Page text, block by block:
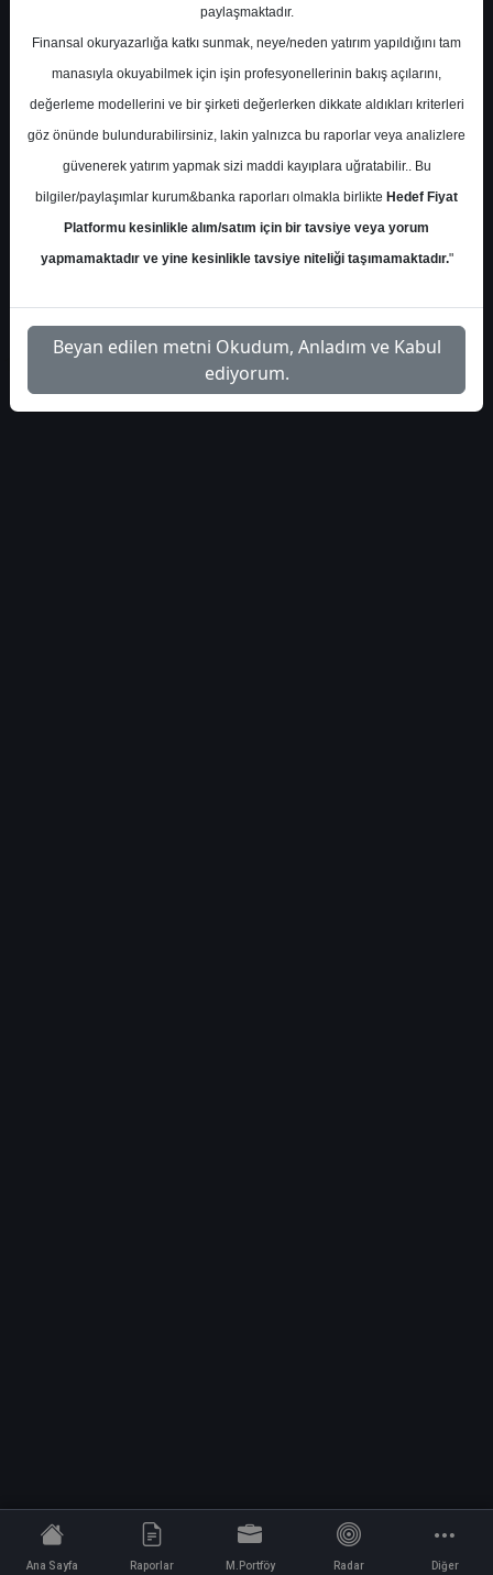
S.No Dosya Adı İndir
1
yapi-kredi-unlu-hedef-fiyat-
raporu-550494
İlgili
Dosyayı
Ana Sayfa Raporlar M.Portföy Radar Diğer
paylaşmaktadır.
Finansal okuryazarlığa katkı sunmak, neye/neden yatırım yapıldığını tam
manasıyla okuyabilmek için işin profesyonellerinin bakış açılarını,
değerleme modellerini ve bir şirketi değerlerken dikkate aldıkları kriterleri
göz önünde bulundurabilirsiniz, lakin yalnızca bu raporlar veya analizlere
güvenerek yatırım yapmak sizi maddi kayıplara uğratabilir.. Bu
bilgiler/paylaşımlar kurum&banka raporları olmakla birlikte Hedef Fiyat
Platformu kesinlikle alım/satım için bir tavsiye veya yorum
yapmamaktadır ve yine kesinlikle tavsiye niteliği taşımamaktadır."
Beyan edilen metni Okudum, Anladım ve Kabul
ediyorum.